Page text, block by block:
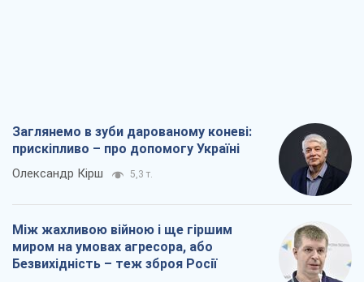
Заглянемо в зуби дарованому коневі:
прискіпливо – про допомогу Україні
Олександр Кірш 5,3 т.
Між жахливою війною і ще гіршим
миром на умовах агресора, або
Безвихідність – теж зброя Росії